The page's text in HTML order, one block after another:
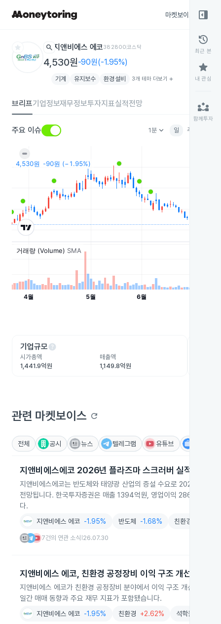
마켓보이스
star search 지앤비에스 에코382800코스닥
4,530원-90원(-1.95%)
기계 유지보수 환경설비 3개 테마 더보기 add
브리프기업정보재무정보투자지표실적전망
주요 이슈 1분keyboard_arrow_down 일 주
기업규모help
시가총액
1,441.9억원
매출액
1,149.8억원
관련 마켓보이스 refresh
전체 공시 뉴스 텔레그램 유튜브
지앤비에스에코 2026년 플라즈마 스크러버 실적 전망
지앤비에스에코는 반도체와 태양광 산업의 증설 수요로 2026년 플
전망됩니다. 한국투자증권은 매출 1394억원, 영업이익 286억원을
다.
지앤비에스 에코 -1.95% 반도체 -1.68% 친환경
7건의 연관 소식 26.07.30
지앤비에스 에코, 친환경 공정장비 이익 구조 개선
지앤비에스 에코가 친환경 공정장비 분야에서 이익 구조 개선을 추
일간 매매 동향과 주요 재무 지표가 포함됐습니다.
지앤비에스 에코 -1.95% 친환경 +2.62% 석학들의 마켓 (
right_panel_open
history
최근 본
star
내 관심
partner_exchange
함께투자